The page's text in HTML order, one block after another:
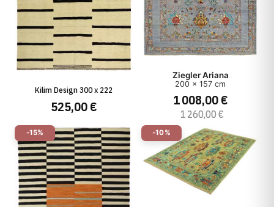
Kilim Design 300 x 222
525,00 €
Ziegler Ariana
200 x 157 cm
1 008,00 €
1 260,00 €
-15% -10%